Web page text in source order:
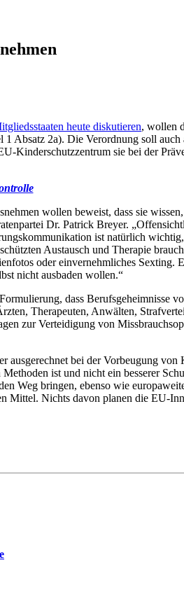
heute diskutieren, wollen
Absatz 2a). Die Verordnung soll
Kinderschutzzentrum sie bei der
wollen beweist, dass sie
Dr. Patrick Breyer.
ist natürlich
Austausch und Therapie
oder einvernehmliches Sexting.
nicht ausbaden wollen.“
dass Berufsgeheimnisse
Therapeuten, Anwälten,
zur Verteidigung von
bei der Vorbeugung
ist und nicht ein besserer
Weg bringen, ebenso wie
Mittel. Nichts davon planen die EU-